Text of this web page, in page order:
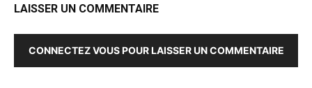
LAISSER UN COMMENTAIRE
CONNECTEZ VOUS POUR LAISSER UN COMMENTAIRE